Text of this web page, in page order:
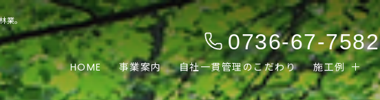
業。
0736-67-7582
HOME 事業案内 自社一貫管理のこだわり 施工例